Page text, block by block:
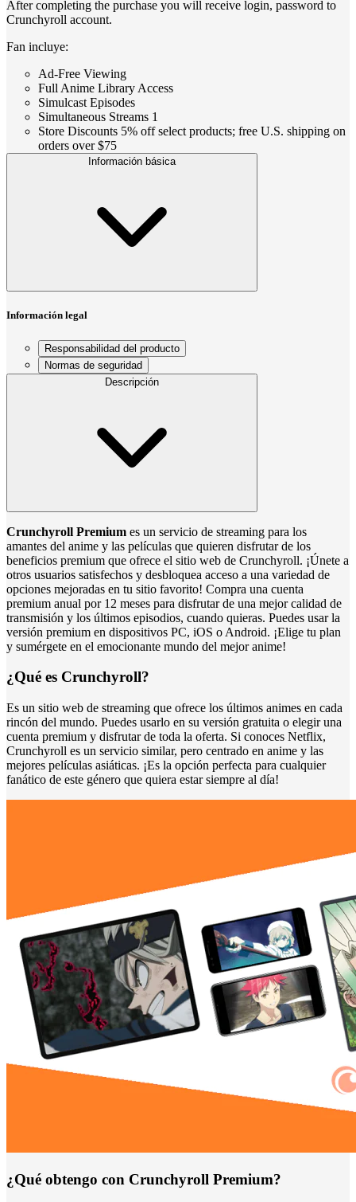
After completing the purchase you will receive login, password to
Crunchyroll account.
Fan incluye:
Ad-Free Viewing
Full Anime Library Access
Simulcast Episodes
Simultaneous Streams 1
Store Discounts 5% off select products; free U.S. shipping on
orders over $75
Información básica
Información legal
Responsabilidad del producto
Normas de seguridad
Descripción
Crunchyroll Premium es un servicio de streaming para los
amantes del anime y las películas que quieren disfrutar de los
beneficios premium que ofrece el sitio web de Crunchyroll. ¡Únete a
otros usuarios satisfechos y desbloquea acceso a una variedad de
opciones mejoradas en tu sitio favorito! Compra una cuenta
premium anual por 12 meses para disfrutar de una mejor calidad de
transmisión y los últimos episodios, cuando quieras. Puedes usar la
versión premium en dispositivos PC, iOS o Android. ¡Elige tu plan
y sumérgete en el emocionante mundo del mejor anime!
¿Qué es Crunchyroll?
Es un sitio web de streaming que ofrece los últimos animes en cada
rincón del mundo. Puedes usarlo en su versión gratuita o elegir una
cuenta premium y disfrutar de toda la oferta. Si conoces Netflix,
Crunchyroll es un servicio similar, pero centrado en anime y las
mejores películas asiáticas. ¡Es la opción perfecta para cualquier
fanático de este género que quiera estar siempre al día!
¿Qué obtengo con Crunchyroll Premium?